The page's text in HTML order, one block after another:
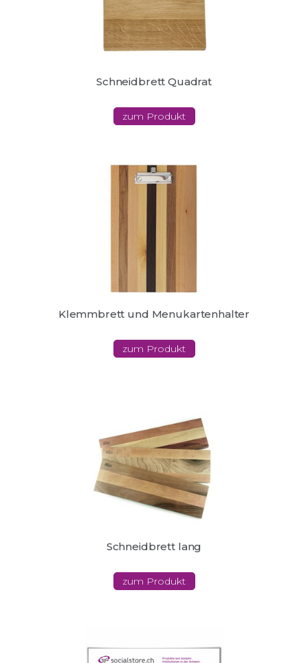
Schneidbrett Quadrat
zum Produkt
Klemmbrett und Menukartenhalter
zum Produkt
Schneidbrett lang
zum Produkt